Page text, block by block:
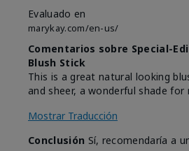
Evaluado en
marykay.com/en-us/
Comentarios sobre Special-
Blush Stick
This is a great natural looking
and sheer, a wonderful shade for
Mostrar Traducción
Conclusión Sí, recomendaría a